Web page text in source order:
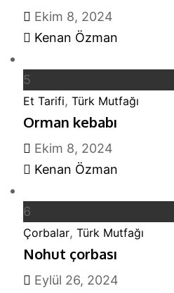
Ekim 8, 2024
Kenan Özman
5
Et Tarifi, Türk Mutfağı
Orman kebabı
Ekim 8, 2024
Kenan Özman
6
Çorbalar, Türk Mutfağı
Nohut çorbası
Eylül 26, 2024